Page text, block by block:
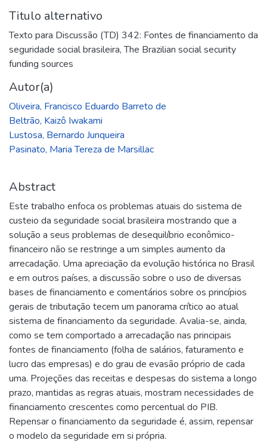
Titulo alternativo
Texto para Discussão (TD) 342: Fontes de financiamento da
seguridade social brasileira,The Brazilian social security
funding sources
Autor(a)
Oliveira, Francisco Eduardo Barreto de
Beltrão, Kaizô Iwakami
Lustosa, Bernardo Junqueira
Pasinato, Maria Tereza de Marsillac
Abstract
Este trabalho enfoca os problemas atuais do sistema de
custeio da seguridade social brasileira mostrando que a
solução a seus problemas de desequilíbrio econômico-
financeiro não se restringe a um simples aumento da
arrecadação. Uma apreciação da evolução histórica no Brasil
e em outros países, a discussão sobre o uso de diversas
bases de financiamento e comentários sobre os princípios
gerais de tributação tecem um panorama crítico ao atual
sistema de financiamento da seguridade. Avalia-se, ainda,
como se tem comportado a arrecadação nas principais
fontes de financiamento (folha de salários, faturamento e
lucro das empresas) e do grau de evasão próprio de cada
uma. Projeções das receitas e despesas do sistema a longo
prazo, mantidas as regras atuais, mostram necessidades de
financiamento crescentes como percentual do PIB.
Repensar o financiamento da seguridade é, assim, repensar
o modelo da seguridade em si própria.